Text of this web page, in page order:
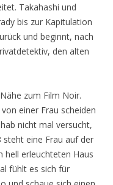
Takahashi und
bis zur Kapitulation
und beginnt, nach
den alten
zum Film Noir.
einer Frau scheiden
nicht mal versucht,
steht eine Frau auf der
hell erleuchteten Haus
fühlt es sich für